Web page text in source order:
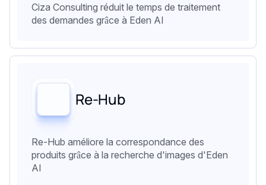
Ciza Consulting réduit le temps de traitement
des demandes grâce à Eden AI
Re-Hub
Re-Hub améliore la correspondance des
produits grâce à la recherche d'images d'Eden
AI